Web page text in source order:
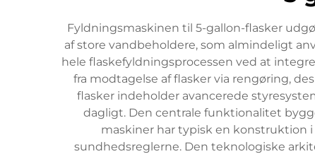
Fyldningsmaskinen til 5-gallon-flasker
af store vandbeholdere, som almindeligt
hele flaskefyldningsprocessen ved at
fra modtagelse af flasker via rengøring,
flasker indeholder avancerede
dagligt. Den centrale funktionalitet
maskiner har typisk en konstruktion
sundhedsreglerne. Den teknologiske